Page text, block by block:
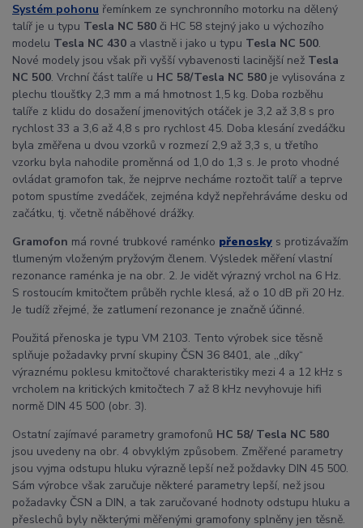
Systém pohonu řemínkem ze synchronního motorku na dělený
talíř je u typu Tesla NC 580 či HC 58 stejný jako u výchozího
modelu Tesla NC 430 a vlastně i jako u typu Tesla NC 500.
Nové modely jsou však při vyšší vybavenosti lacinější než Tesla
NC 500. Vrchní část talíře u HC 58/Tesla NC 580 je vylisována z
plechu tloušťky 2,3 mm a má hmotnost 1,5 kg. Doba rozběhu
talíře z klidu do dosažení jmenovitých otáček je 3,2 až 3,8 s pro
rychlost 33 a 3,6 až 4,8 s pro rychlost 45. Doba klesání zvedáčku
byla změřena u dvou vzorků v rozmezí 2,9 až 3,3 s, u třetího
vzorku byla nahodile proměnná od 1,0 do 1,3 s. Je proto vhodné
ovládat gramofon tak, že nejprve necháme roztočit talíř a teprve
potom spustíme zvedáček, zejména když nepřehráváme desku od
začátku, tj. včetně náběhové drážky.
Gramofon má rovné trubkové raménko přenosky s protizávažím
tlumeným vloženým pryžovým členem. Výsledek měření vlastní
rezonance raménka je na obr. 2. Je vidět výrazný vrchol na 6 Hz.
S rostoucím kmitočtem průběh rychle klesá, až o 10 dB při 20 Hz.
Je tudíž zřejmé, že zatlumení rezonance je značně účinné.
Použitá přenoska je typu VM 2103. Tento výrobek sice těsně
splňuje požadavky první skupiny ČSN 36 8401, ale ,,díky“
výraznému poklesu kmitočtové charakteristiky mezi 4 a 12 kHz s
vrcholem na kritických kmitočtech 7 až 8 kHz nevyhovuje hifi
normě DIN 45 500 (obr. 3).
Ostatní zajímavé parametry gramofonů HC 58/ Tesla NC 580
jsou uvedeny na obr. 4 obvyklým způsobem. Změřené parametry
jsou vyjma odstupu hluku výrazně lepší než poždavky DIN 45 500.
Sám výrobce však zaručuje některé parametry lepší, než jsou
požadavky ČSN a DIN, a tak zaručované hodnoty odstupu hluku a
přeslechů byly některými měřenými gramofony splněny jen těsně.